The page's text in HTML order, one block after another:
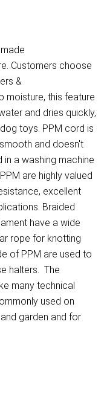
Customers choose
&
moisture, this feature
and dries quickly,
toys. PPM cord is
and doesn't
in a washing machine
are highly valued
excellent
Braided
have a wide
rope for knotting
of PPM are used to
halters. The
many technical
used on
garden and for